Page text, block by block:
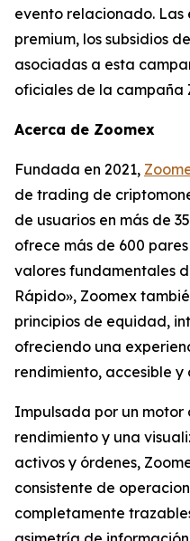
evento relacionado.
premium, los subsidios
asociadas a esta
oficiales de la campaña
Acerca de Zoomex
Fundada en 2021,
de trading de
de usuarios en más de
ofrece más de 600
valores fundamentales
Rápido», Zoomex
principios de equidad,
ofreciendo una
rendimiento, accesible y
Impulsada por un
rendimiento y una
activos y órdenes,
consistente de
completamente